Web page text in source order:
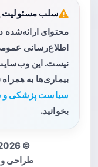
سلب
محتوای
اطلاع‌رسانی
نیست. این
بیماری‌ها به
سیاست پزشکی و
بخوانید.
© 2026 کلیه حقوق محفوظ است.
طراحی و